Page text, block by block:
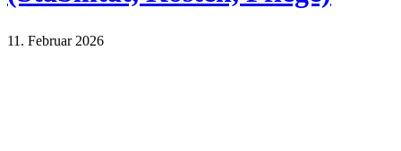
11. Februar 2026